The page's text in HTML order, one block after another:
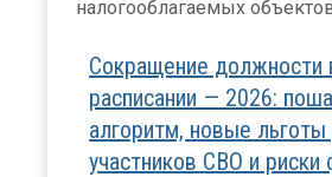
налогооблагаемых
Сокращение должности
расписании — 2026:
алгоритм, новые льготы
участников СВО и риски